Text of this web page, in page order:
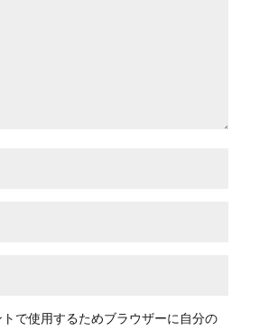
で使用するためブラウザーに自分の